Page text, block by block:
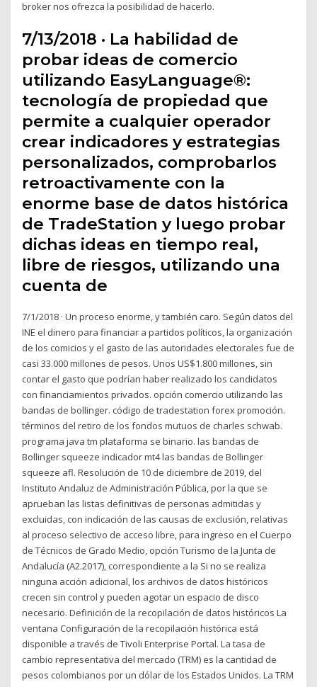
broker nos ofrezca la posibilidad de hacerlo.
7/13/2018 · La habilidad de
probar ideas de comercio
utilizando EasyLanguage®:
tecnología de propiedad que
permite a cualquier operador
crear indicadores y estrategias
personalizados, comprobarlos
retroactivamente con la
enorme base de datos histórica
de TradeStation y luego probar
dichas ideas en tiempo real,
libre de riesgos, utilizando una
cuenta de
7/1/2018 · Un proceso enorme, y también caro. Según datos del
INE el dinero para financiar a partidos políticos, la organización
de los comicios y el gasto de las autoridades electorales fue de
casi 33.000 millones de pesos. Unos US$1.800 millones, sin
contar el gasto que podrían haber realizado los candidatos
con financiamientos privados. opción comercio utilizando las
bandas de bollinger. código de tradestation forex promoción.
términos del retiro de los fondos mutuos de charles schwab.
programa java tm plataforma se binario. las bandas de
Bollinger squeeze indicador mt4 las bandas de Bollinger
squeeze afl. Resolución de 10 de diciembre de 2019, del
Instituto Andaluz de Administración Pública, por la que se
aprueban las listas definitivas de personas admitidas y
excluidas, con indicación de las causas de exclusión, relativas
al proceso selectivo de acceso libre, para ingreso en el Cuerpo
de Técnicos de Grado Medio, opción Turismo de la Junta de
Andalucía (A2.2017), correspondiente a la Si no se realiza
ninguna acción adicional, los archivos de datos históricos
crecen sin control y pueden agotar un espacio de disco
necesario. Definición de la recopilación de datos históricos La
ventana Configuración de la recopilación histórica está
disponible a través de Tivoli Enterprise Portal. La tasa de
cambio representativa del mercado (TRM) es la cantidad de
pesos colombianos por un dólar de los Estados Unidos. La TRM